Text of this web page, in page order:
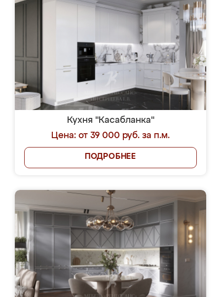
Кухня "Касабланка"
Цена: от 39 000 руб. за п.м.
ПОДРОБНЕЕ